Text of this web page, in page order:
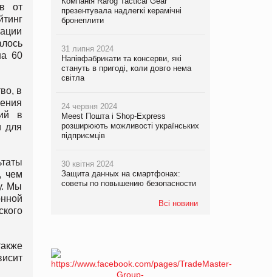
от
60
в
в
для
чем
Мы
презентувала надлегкі керамічні
бронеплити
31 липня 2024
Напівфабрикати та консерви, які
стануть в пригоді, коли довго нема
світла
24 червня 2024
Meest Пошта і Shop-Express
розширюють можливості українських
підприємців
30 квітня 2024
Защита данных на смартфонах:
советы по повышению безопасности
Всі новини